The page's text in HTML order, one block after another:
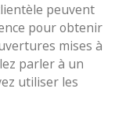
peuvent
pour obtenir
mises à
parler à un
utiliser les